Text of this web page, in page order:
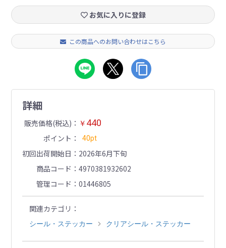
お気に入りに登録
この商品へのお問い合わせはこちら
詳細
販売価格(税込) ￥ 440
ポイント 40pt
初回出荷開始日
2026年6月下旬
商品コード
4970381932602
管理コード
01446805
関連カテゴリ
シール・ステッカー クリアシール・ステッカー